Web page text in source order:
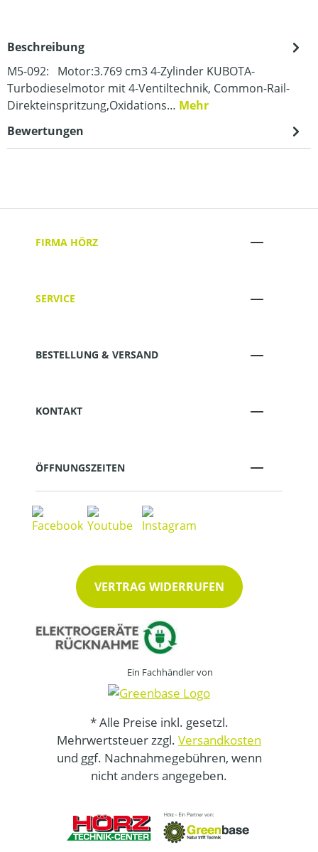
Beschreibung
M5-092: Motor:3.769 cm3 4-Zylinder KUBOTA-
Turbodieselmotor mit 4-Ventiltechnik, Common-Rail-
Direkteinspritzung,Oxidations… Mehr
Bewertungen
FIRMA HÖRZ
SERVICE
BESTELLUNG & VERSAND
KONTAKT
ÖFFNUNGSZEITEN
VERTRAG WIDERRUFEN
Ein Fachhändler von
* Alle Preise inkl. gesetzl.
Mehrwertsteuer zzgl. Versandkosten
und ggf. Nachnahmegebühren, wenn
nicht anders angegeben.